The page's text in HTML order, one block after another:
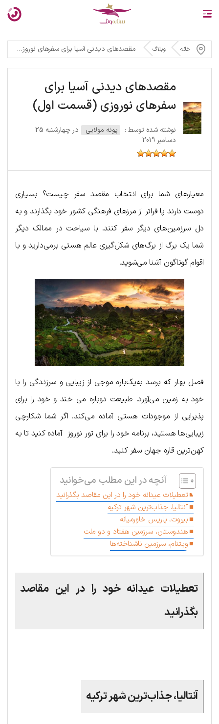
خانه وبلاگ مقصدهای دیدنی آسیا برای سفرهای نوروزی (قسمت اول)
مقصدهای دیدنی آسیا برای
سفرهای نوروزی (قسمت اول)
نوشته شده توسط : پونه مولایی
در چهارشنبه 25
دسامبر 2019
معیارهای شما برای انتخاب مقصد سفر چیست؟ بسیاری
دوست دارند پا فراتر از مرزهای فرهنگی کشور خود بگذارند و به
دل سرزمین‌های دیگر سفر کنند. با سیاحت در ممالک دیگر
شما یک برگ از برگ‌های شکل‌گیری عالم هستی برمی‌دارید و با
اقوام گوناگون آشنا می‌شوید.
فصل بهار که برسد به‌یک‌باره موجی از زیبایی و سرزندگی را با
خود به زمین می‌آورد. طبیعت دوباره می خند و خود را برای
پذیرایی از موجودات هستی آماده می‌کند. اگر شما شکارچی
زیبایی‌ها هستید، برنامه خود را برای تور نوروز آماده کنید تا به
کهن‌ترین قاره جهان سفر کنید.
آنچه در این مطلب می‌خوانید
تعطیلات عیدانه خود را در این مقاصد بگذرانید
آنتالیا، جذاب‌ترین شهر ترکیه
بیروت، پاریس خاورمیانه
هندوستان، سرزمین هفتاد و دو ملت
ویتنام، سرزمین ناشناخته‌ها
تعطیلات عیدانه خود را در این مقاصد
بگذرانید
آنتالیا، جذاب‌ترین شهر ترکیه